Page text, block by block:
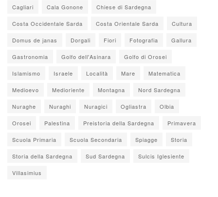
Cagliari Cala Gonone Chiese di Sardegna
Costa Occidentale Sarda Costa Orientale Sarda Cultura
Domus de janas Dorgali Fiori Fotografia Gallura
Gastronomia Golfo dell'Asinara Golfo di Orosei
Islamismo Israele Località Mare Matematica
Medioevo Medioriente Montagna Nord Sardegna
Nuraghe Nuraghi Nuragici Ogliastra Olbia
Orosei Palestina Preistoria della Sardegna Primavera
Scuola Primaria Scuola Secondaria Spiagge Storia
Storia della Sardegna Sud Sardegna Sulcis Iglesiente
Villasimius